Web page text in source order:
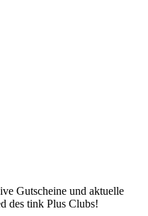
Gutscheine und aktuelle
des tink Plus Clubs!